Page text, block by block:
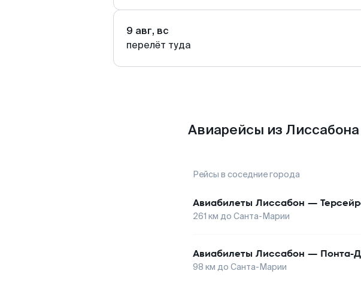
9 авг, вс
перелёт туда
Авиарейсы из
Рейсы в соседние города
Авиабилеты Лиссабон —
261 км до Санта-Марии
Авиабилеты Лиссабон — Понта-
98 км до Санта-Марии